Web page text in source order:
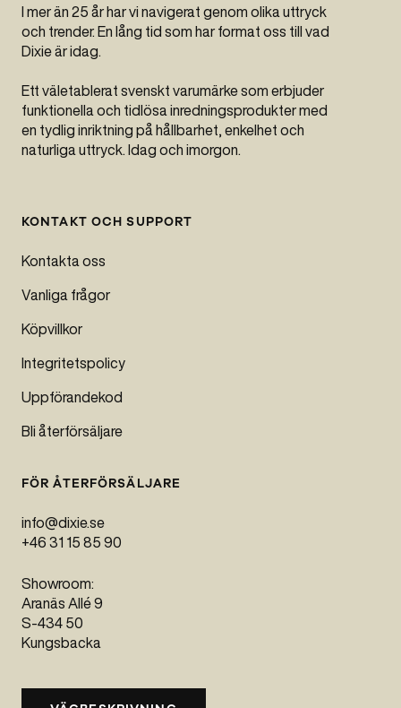
I mer än 25 år har vi navigerat genom olika uttryck
och trender. En lång tid som har format oss till vad
Dixie är idag.
Ett väletablerat svenskt varumärke som erbjuder
funktionella och tidlösa inredningsprodukter med
en tydlig inriktning på hållbarhet, enkelhet och
naturliga uttryck. Idag och imorgon.
KONTAKT OCH SUPPORT
Kontakta oss
Vanliga frågor
Köpvillkor
Integritetspolicy
Uppförandekod
Bli återförsäljare
FÖR ÅTERFÖRSÄLJARE
info@dixie.se
+46 31 15 85 90
Showroom:
Aranäs Allé 9
S-434 50
Kungsbacka
använder cookies
Denna webbplats använder cookies för att
förbättra användarupplevelsen. Genom att